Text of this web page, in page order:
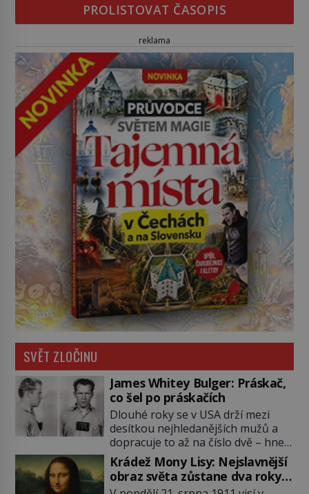
PROLISTOVAT ČASOPIS
reklama
SVĚT ZLOČINU
James Whitey Bulger: Práskač,
co šel po práskačích
Dlouhé roky se v USA drží mezi
desítkou nejhledanějších mužů a
dopracuje to až na číslo dvě – hned
po Usámovi bin Ládinovi (1957–
2011). To je James „Whitey“ Bulger
(1929–2018) viněný ze spoluúčasti
Krádež Mony Lisy: Nejslavnější
obraz světa zůstane dva roky
nezvěstný